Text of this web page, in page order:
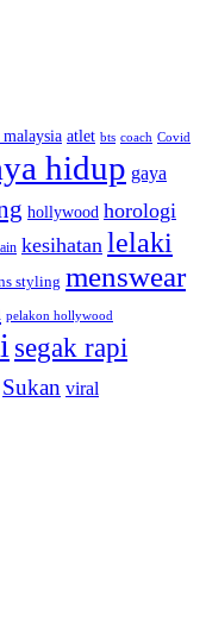
atlet bts coach Covid
hidup gaya
hollywood horologi
kesihatan lelaki
styling menswear
pelakon hollywood
segak rapi
Sukan viral